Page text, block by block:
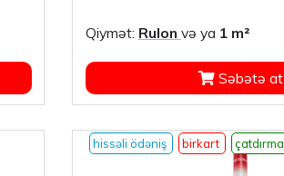
Qiymət: Rulon və ya 1 m²
Səbətə at
hissəli ödəniş birkart çatdırma